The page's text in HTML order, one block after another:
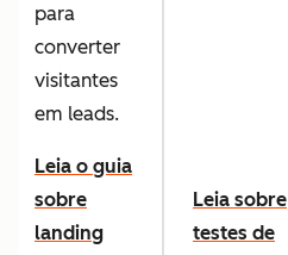
para
converter
visitantes
em leads.
Leia o guia
sobre
landing
Leia sobre
testes de